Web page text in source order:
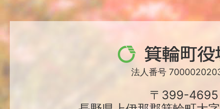
箕
輪法人番号
〒399-4695